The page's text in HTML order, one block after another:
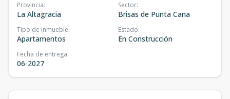
Provincia:
La Altagracia
Sector:
Brisas de Punta Cana
Tipo de inmueble:
Apartamentos
Estado:
En Construcción
Fecha de entrega:
06-2027